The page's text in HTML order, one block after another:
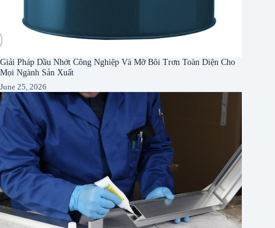
Giải Pháp Dầu Nhớt Công Nghiệp Và Mỡ Bôi Trơn Toàn Diện Cho
Mọi Ngành Sản Xuất
June 25, 2026